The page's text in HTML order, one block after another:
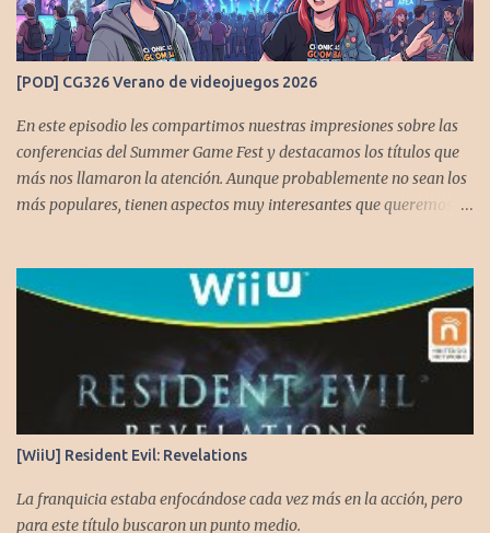
https://twitter.com/CronicasGoomba Instagram -
https://www.instagram.com/cronicasgoomba/ Facebook -
https://www.facebook.com/CronicasGoomba Si no estamos en tu
plataforma nos puedes agregar con el código rss:
https://anchor.fm/s/10d1f3318/podcast/rss
[POD] CG326 Verano de videojuegos 2026
En este episodio les compartimos nuestras impresiones sobre las
conferencias del Summer Game Fest y destacamos los títulos que
más nos llamaron la atención. Aunque probablemente no sean los
más populares, tienen aspectos muy interesantes que queremos
nos agregan a sus plataformas de podcast y nos dejan
comentarios en las cuentas de redes. Spotify YouTube. Twitter -
https://x.com/CronicasGoomba Instagram -
https://www.instagram.com/cronicasgoomba/ Facebook -
https://www.facebook.com/CronicasGoomba Si no estamos en tu
plataforma nos puedes agregarcn el código rss:
https://anchor.fm/s/10d1f3318/podcast/rss
[WiiU] Resident Evil: Revelations
La franquicia estaba enfocándose cada vez más en la acción, pero
para este título buscaron un punto medio.